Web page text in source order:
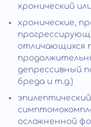
хронический
хронические,
отличающихся
депрессивный
бреда и т.д.)
осложненной